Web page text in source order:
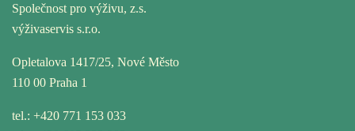
Společnost pro výživu, z.s.
výživaservis s.r.o.
Opletalova 1417/25, Nové Město
110 00 Praha 1
tel.: +420 771 153 033